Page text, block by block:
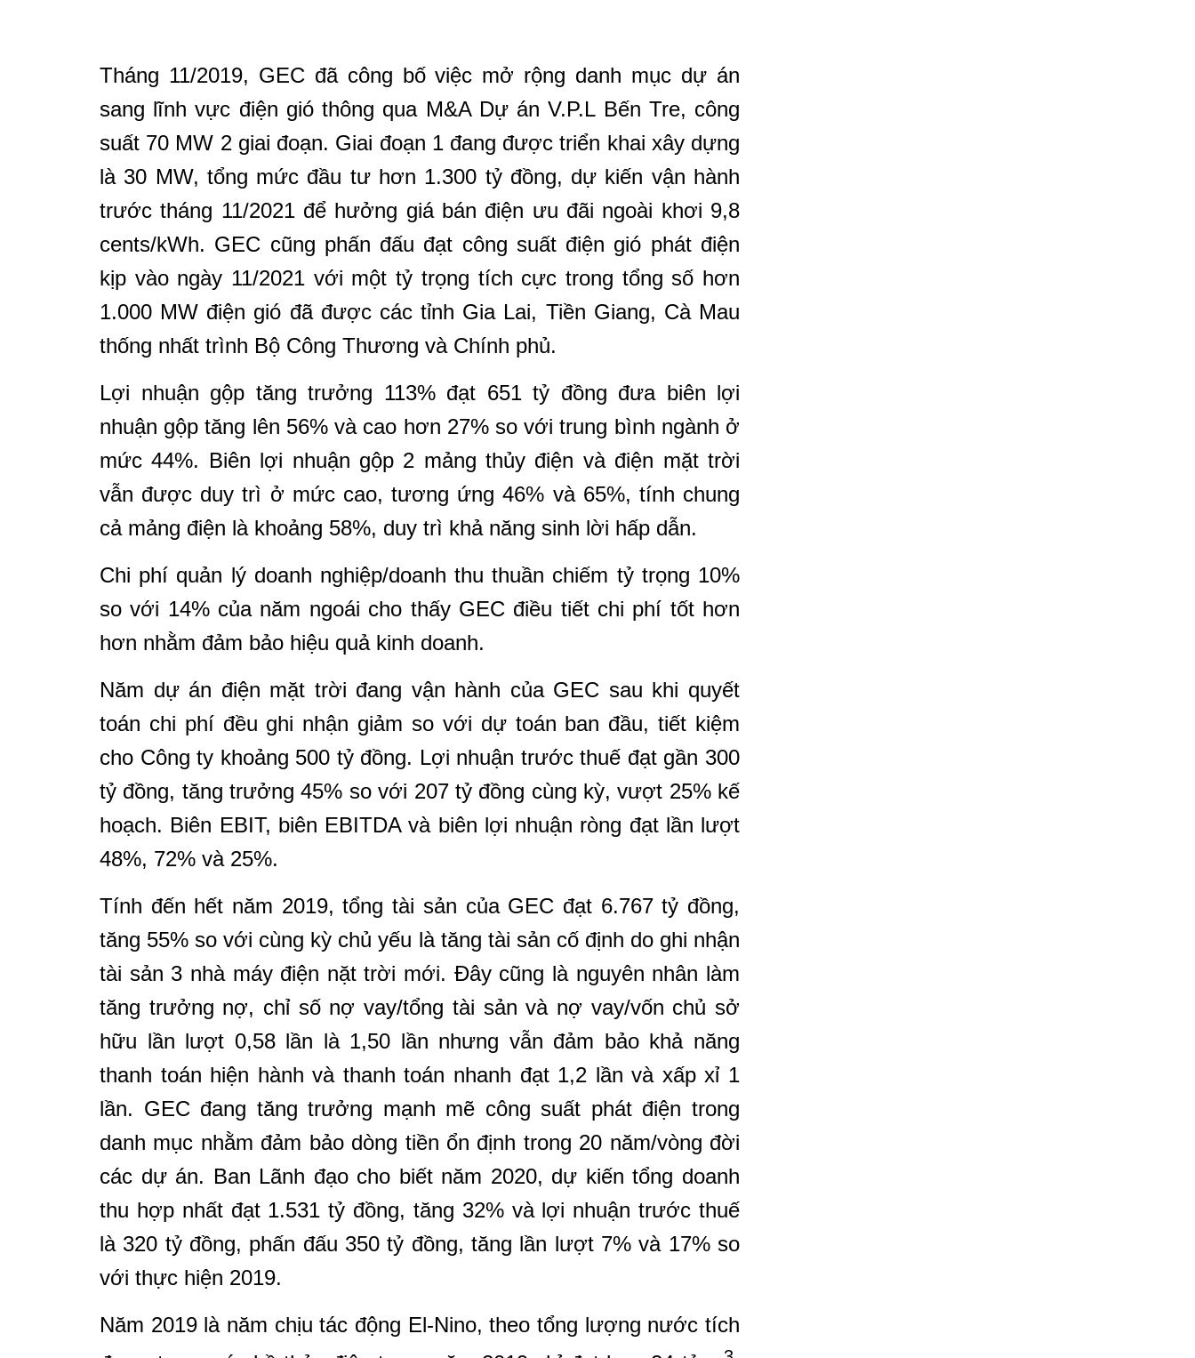
Tháng 11/2019, GEC đã công bố việc mở rộng danh mục dự án
sang lĩnh vực điện gió thông qua M&A Dự án V.P.L Bến Tre, công
suất 70 MW 2 giai đoạn. Giai đoạn 1 đang được triển khai xây dựng
là 30 MW, tổng mức đầu tư hơn 1.300 tỷ đồng, dự kiến vận hành
trước tháng 11/2021 để hưởng giá bán điện ưu đãi ngoài khơi 9,8
cents/kWh. GEC cũng phấn đấu đạt công suất điện gió phát điện
kịp vào ngày 11/2021 với một tỷ trọng tích cực trong tổng số hơn
1.000 MW điện gió đã được các tỉnh Gia Lai, Tiền Giang, Cà Mau
thống nhất trình Bộ Công Thương và Chính phủ.
Lợi nhuận gộp tăng trưởng 113% đạt 651 tỷ đồng đưa biên lợi
nhuận gộp tăng lên 56% và cao hơn 27% so với trung bình ngành ở
mức 44%. Biên lợi nhuận gộp 2 mảng thủy điện và điện mặt trời
vẫn được duy trì ở mức cao, tương ứng 46% và 65%, tính chung
cả mảng điện là khoảng 58%, duy trì khả năng sinh lời hấp dẫn.
Chi phí quản lý doanh nghiệp/doanh thu thuần chiếm tỷ trọng 10%
so với 14% của năm ngoái cho thấy GEC điều tiết chi phí tốt hơn
hơn nhằm đảm bảo hiệu quả kinh doanh.
Năm dự án điện mặt trời đang vận hành của GEC sau khi quyết
toán chi phí đều ghi nhận giảm so với dự toán ban đầu, tiết kiệm
cho Công ty khoảng 500 tỷ đồng. Lợi nhuận trước thuế đạt gần 300
tỷ đồng, tăng trưởng 45% so với 207 tỷ đồng cùng kỳ, vượt 25% kế
hoạch. Biên EBIT, biên EBITDA và biên lợi nhuận ròng đạt lần lượt
48%, 72% và 25%.
Tính đến hết năm 2019, tổng tài sản của GEC đạt 6.767 tỷ đồng,
tăng 55% so với cùng kỳ chủ yếu là tăng tài sản cố định do ghi nhận
tài sản 3 nhà máy điện nặt trời mới. Đây cũng là nguyên nhân làm
tăng trưởng nợ, chỉ số nợ vay/tổng tài sản và nợ vay/vốn chủ sở
hữu lần lượt 0,58 lần là 1,50 lần nhưng vẫn đảm bảo khả năng
thanh toán hiện hành và thanh toán nhanh đạt 1,2 lần và xấp xỉ 1
lần. GEC đang tăng trưởng mạnh mẽ công suất phát điện trong
danh mục nhằm đảm bảo dòng tiền ổn định trong 20 năm/vòng đời
các dự án. Ban Lãnh đạo cho biết năm 2020, dự kiến tổng doanh
thu hợp nhất đạt 1.531 tỷ đồng, tăng 32% và lợi nhuận trước thuế
là 320 tỷ đồng, phấn đấu 350 tỷ đồng, tăng lần lượt 7% và 17% so
với thực hiện 2019.
Năm 2019 là năm chịu tác động El-Nino, theo tổng lượng nước tích